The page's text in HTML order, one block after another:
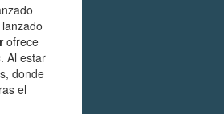
ofrece
. Al estar
donde
el